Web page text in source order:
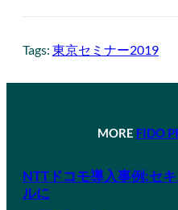
Tags: 東京セミナー2019
MORE FIDO
NTTドコモ導入事例:セ
ルに